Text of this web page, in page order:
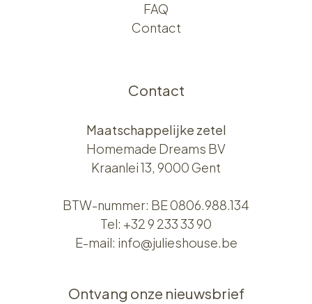
FAQ
Contact
Contact
Maatschappelijke zetel
Homemade Dreams BV
Kraanlei 13, 9000 Gent
BTW-nummer: BE 0806.988.134
Tel: +32 9 233 33 90
E-mail: info@julieshouse.be
Ontvang onze nieuwsbrief